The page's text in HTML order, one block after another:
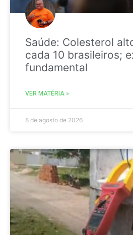
Saúde: Colesterol
cada 10 brasileiros;
fundamental
VER MATÉRIA »
8 de agosto de 2026